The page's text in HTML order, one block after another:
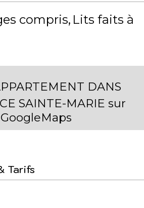
compris Lits faits à
DANS
SAINTE-MARIE sur
GoogleMaps
Tarifs